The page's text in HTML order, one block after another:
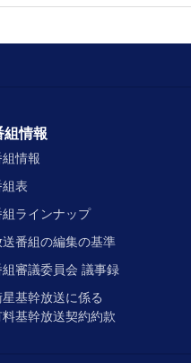
組情報
組情報
組表
組ラインナップ
送番組の編集の基準
組審議委員会 議事録
星基幹放送に係る
料基幹放送契約約款